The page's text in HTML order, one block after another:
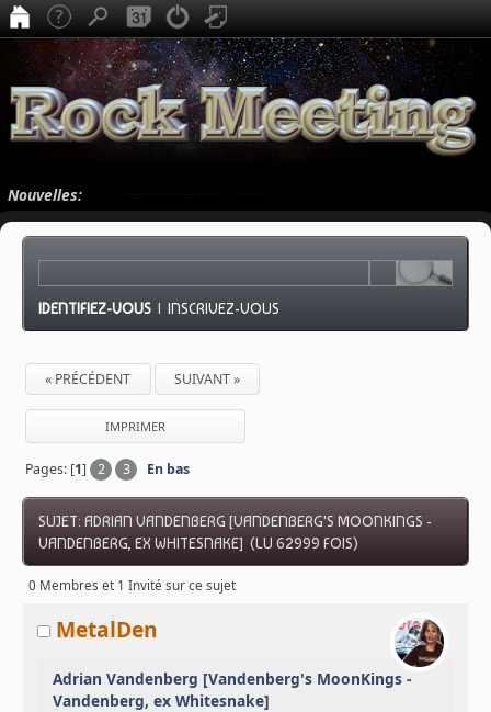
Nouvelles:
IDENTIFIEZ-VOUS |INSCRIVEZ-VOUS
« PRÉCÉDENT SUIVANT »
IMPRIMER
Pages: [1] 2 3 En bas
SUJET: ADRIAN VANDENBERG [VANDENBERG'S MOONKINGS -
VANDENBERG, EX WHITESNAKE] (LU 62999 FOIS)
0 Membres et 1 Invité sur ce sujet
MetalDen
Adrian Vandenberg [Vandenberg's MoonKings -
Vandenberg, ex Whitesnake]